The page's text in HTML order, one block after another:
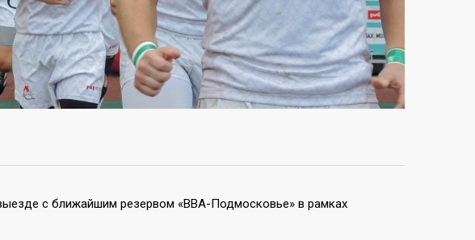
с ближайшим резервом «ВВА-Подмосковье» в рамках